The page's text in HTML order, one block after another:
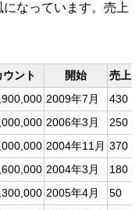
なっています。売上
ウント 開始
売上
2009年7月
430
2006年3月
250
2004年11月 370
2004年3月
180
2005年4月
50